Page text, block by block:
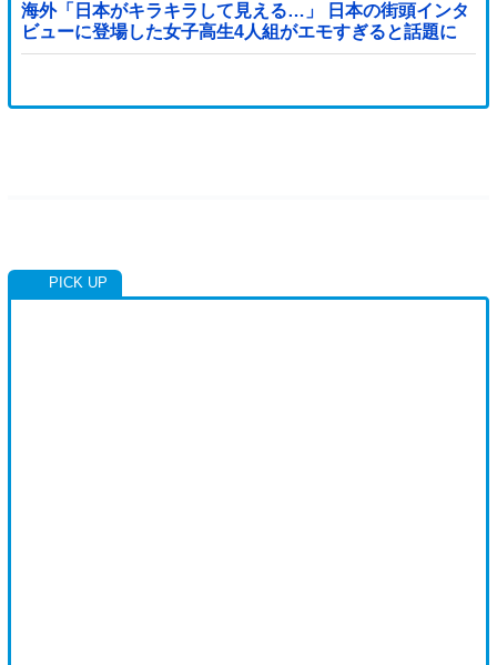
海外「日本がキラキラして見える…」 日本の街頭インタ
ビューに登場した女子高生4人組がエモすぎると話題に